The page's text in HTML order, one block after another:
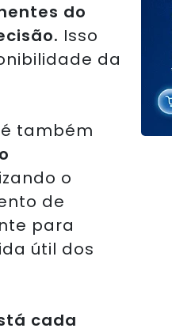
do
Isso
da
também
o
de
para
útil dos
cada